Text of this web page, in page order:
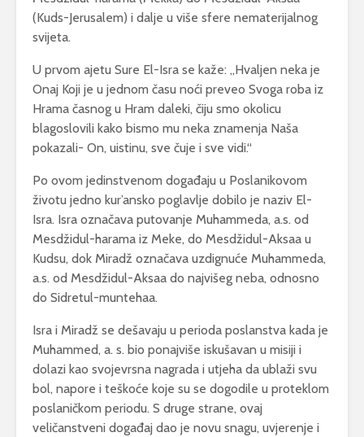
(Kuds-Jerusalem) i dalje u više sfere nematerijalnog
svijeta.
U prvom ajetu Sure El-Isra se kaže: ,,Hvaljen neka je
Onaj Koji je u jednom času noći preveo Svoga roba iz
Hrama časnog u Hram daleki, čiju smo okolicu
blagoslovili kako bismo mu neka znamenja Naša
pokazali- On, uistinu, sve čuje i sve vidi.“
Po ovom jedinstvenom događaju u Poslanikovom
životu jedno kur’ansko poglavlje dobilo je naziv El-
Isra. Isra označava putovanje Muhammeda, a.s. od
Mesdžidul-harama iz Meke, do Mesdžidul-Aksaa u
Kudsu, dok Miradž označava uzdignuće Muhammeda,
a.s. od Mesdžidul-Aksaa do najvišeg neba, odnosno
do Sidretul-muntehaa.
Isra i Miradž se dešavaju u perioda poslanstva kada je
Muhammed, a. s. bio ponajviše iskušavan u misiji i
dolazi kao svojevrsna nagrada i utjeha da ublaži svu
bol, napore i teškoće koje su se dogodile u proteklom
poslaničkom periodu. S druge strane, ovaj
veličanstveni događaj dao je novu snagu, uvjerenje i